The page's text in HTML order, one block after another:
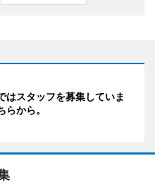
はスタッフを募集していま
から。